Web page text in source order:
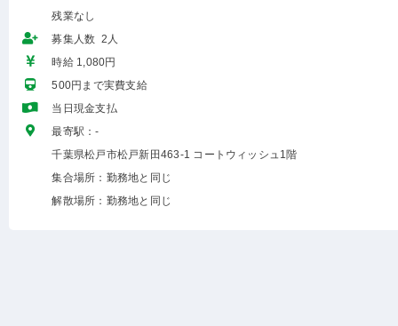
残業なし
募集人数 2人
時給 1,080円
500円まで実費支給
当日現金支払
最寄駅：-
千葉県松戸市松戸新田463-1 コートウィッシュ1階
集合場所：勤務地と同じ
解散場所：勤務地と同じ